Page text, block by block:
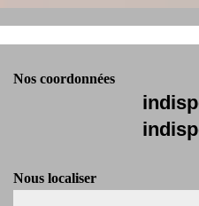
Nos coordonnées
Nous localiser